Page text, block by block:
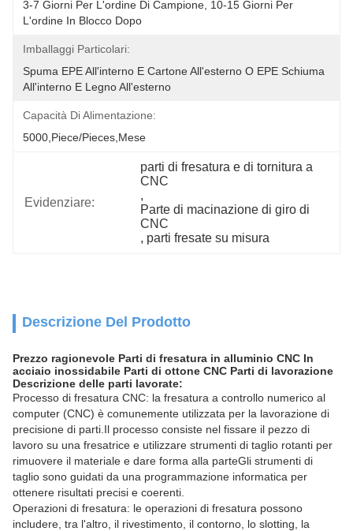
3-7 Giorni Per L'ordine Di Campione, 10-15 Giorni Per
L'ordine In Blocco Dopo
Imballaggi Particolari:
Spuma EPE All'interno E Cartone All'esterno O EPE Schiuma
All'interno E Legno All'esterno
Capacità Di Alimentazione:
5000,Piece/Pieces,Mese
Evidenziare:
parti di fresatura e di tornitura a
CNC
,
Parte di macinazione di giro di
CNC
, parti fresate su misura
Descrizione Del Prodotto
Prezzo ragionevole Parti di fresatura in alluminio CNC In
acciaio inossidabile Parti di ottone CNC Parti di lavorazione
Descrizione delle parti lavorate:
Processo di fresatura CNC: la fresatura a controllo numerico al
computer (CNC) è comunemente utilizzata per la lavorazione di
precisione di parti.Il processo consiste nel fissare il pezzo di
lavoro su una fresatrice e utilizzare strumenti di taglio rotanti per
rimuovere il materiale e dare forma alla parteGli strumenti di
taglio sono guidati da una programmazione informatica per
ottenere risultati precisi e coerenti.
Operazioni di fresatura: le operazioni di fresatura possono
includere, tra l'altro, il rivestimento, il contorno, lo slotting, la